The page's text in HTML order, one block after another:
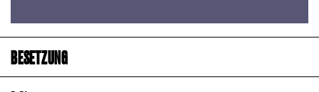
BESETZUNG